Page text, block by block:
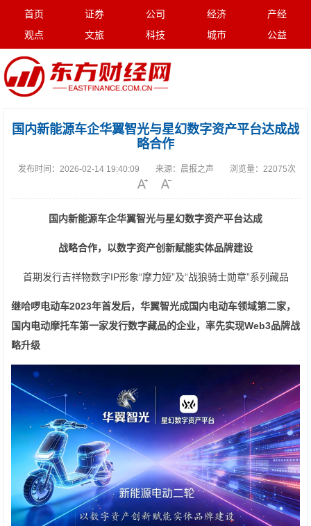
首页 证券 公司 经济
产经
观点
文旅 科技 城市 公益
国内新能源车企华翼智光与星幻数字资产平台达成战
略合作
发布时间： 2026-02-14 19:40:09 来源： 晨报之声 浏览量： 22075次
国内新能源车企华翼智光与星幻数字资产平台达成
战略合作， 以数字资产创新赋能实体品牌建设
首期发行吉祥物数字IP形象“摩力娅”及“战狼骑士勋章”系列藏品
继哈啰电动车2023年首发后，华翼智光成国内电动车领域第二家，
国内电动摩托车第一家发行数字藏品的企业，率先实现Web3品牌战
略升级